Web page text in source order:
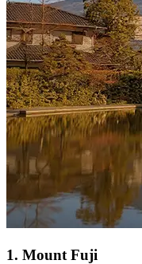
1. Mount Fuji